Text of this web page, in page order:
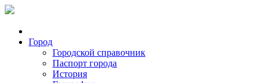
Город
Городской справочник
Паспорт города
История